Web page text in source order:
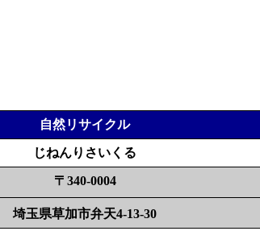
自然リサイクル
じねんりさいくる
〒340-0004
埼玉県草加市弁天4-13-30